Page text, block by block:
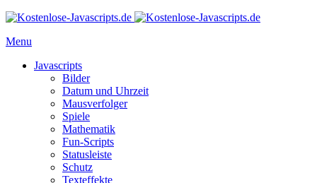
Menu
Javascripts
Bilder
Datum und Uhrzeit
Mausverfolger
Spiele
Mathematik
Fun-Scripts
Statusleiste
Schutz
Texteffekte